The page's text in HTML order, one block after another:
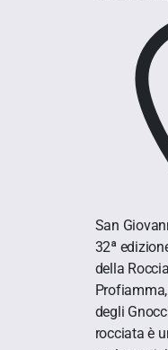
San
32ª
della
degli
rocciata è